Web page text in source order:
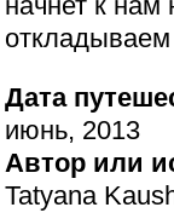
откладываем
Дата
июнь, 2013
Автор или
Tatyana